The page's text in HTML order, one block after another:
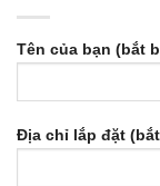
Tên của bạn (bắt
Địa chỉ lắp đặt